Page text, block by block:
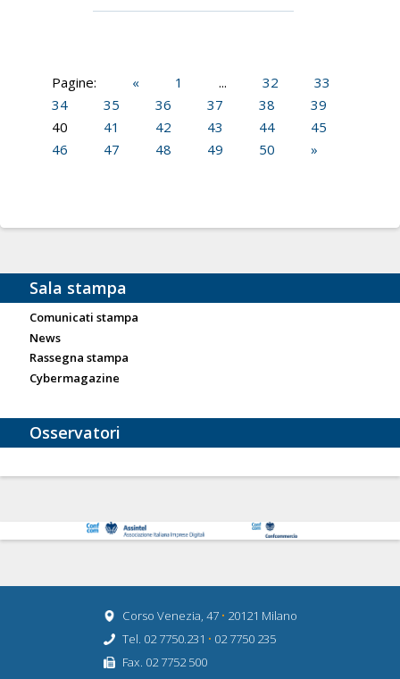
Pagine: « 1 ... 32
33
34
35 36 37 38
39
40
41 42 43 44
45
46
47 48 49 50 »
Sala stampa
Comunicati stampa
News
Rassegna stampa
Cybermagazine
Osservatori
Corso Venezia, 47 • 20121 Milano
Tel. 02 7750.231 • 02 7750 235
Fax. 02 7752 500